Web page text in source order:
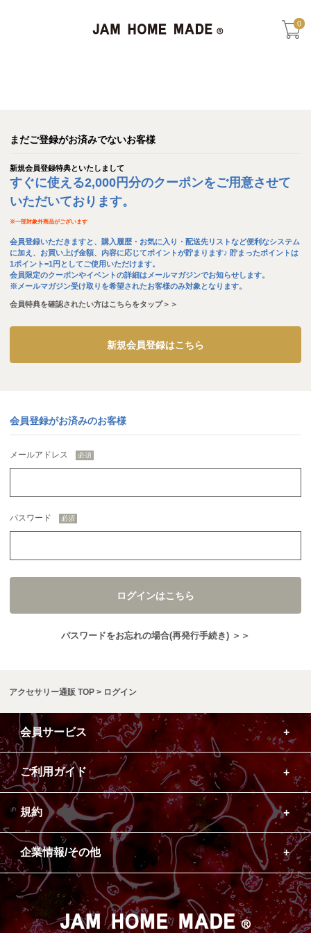
0
まだご登録がお済みでないお客様
新規会員登録特典といたしまして
すぐに使える2,000円分のクーポンをご用意させて
いただいております。
※一部対象外商品がございます
会員登録いただきますと、購入履歴・お気に入り・配送先リストなど便利なシステム
に加え、お買い上げ金額、内容に応じてポイントが貯まります♪ 貯まったポイントは
1ポイント=1円としてご使用いただけます。
会員限定のクーポンやイベントの詳細はメールマガジンでお知らせします。
※メールマガジン受け取りを希望されたお客様のみ対象となります。
会員特典を確認されたい方はこちらをタップ＞＞
新規会員登録はこちら
会員登録がお済みのお客様
メールアドレス
パスワード
ログインはこちら
パスワードをお忘れの場合(再発行手続き) ＞＞
アクセサリー通販 TOP ログイン
会員サービス
ご利用ガイド
規約
企業情報/その他